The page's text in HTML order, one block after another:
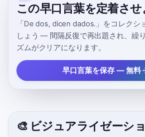
この早口言葉を定着させ
「De dos, dicen dados.」をコレクシ
しょう — 間隔反復で再出題され、繰
ズムがクリアになります。
早口言葉を保存 — 無料
🎨 ビジュアライゼーシ